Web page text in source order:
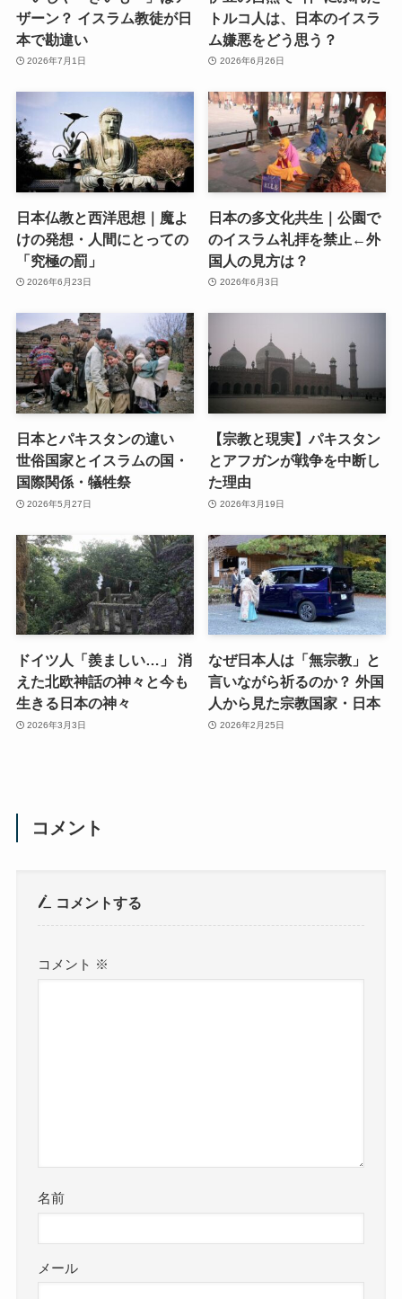
ザーン？ イスラム教徒が日
本で勘違い
2026年7月1日
トルコ人は、日本のイスラ
ム嫌悪をどう思う？
2026年6月26日
日本仏教と西洋思想｜魔よ
けの発想・人間にとっての
「究極の罰」
2026年6月23日
日本の多文化共生｜公園で
のイスラム礼拝を禁止←外
国人の見方は？
2026年6月3日
日本とパキスタンの違い
世俗国家とイスラムの国・
国際関係・犠牲祭
2026年5月27日
【宗教と現実】パキスタン
とアフガンが戦争を中断し
た理由
2026年3月19日
ドイツ人「羨ましい…」 消
えた北欧神話の神々と今も
生きる日本の神々
2026年3月3日
なぜ日本人は「無宗教」と
言いながら祈るのか？ 外国
人から見た宗教国家・日本
2026年2月25日
コメント
コメントする
コメント ※
名前
メール